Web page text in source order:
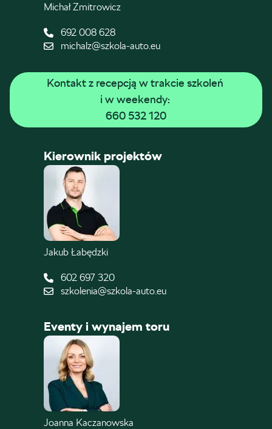
Michał Zmitrowicz
692 008 628
michalz@szkola-auto.eu
Kontakt z recepcją w trakcie szkoleń
i w weekendy:
660 532 120
Kierownik projektów
Jakub Łabędzki
602 697 320
szkolenia@szkola-auto.eu
Eventy i wynajem toru
Joanna Kaczanowska